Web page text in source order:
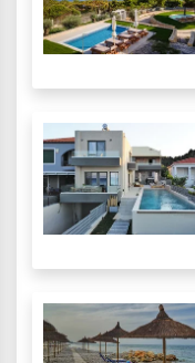
Καλάβρυτα
Καλαμπάκα
Κάλυμνος
Καμένα Βούρλα
Καρδαμύλη